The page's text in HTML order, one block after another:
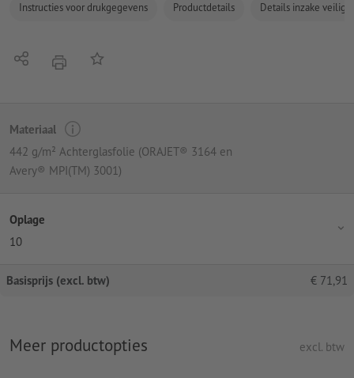
Instructies voor drukgegevens Productdetails Details inzake
Delen afdrukkenOp de lijst
Materiaal
442 g/m² Achterglasfolie (ORAJET® 3164 en
Avery® MPI(TM) 3001)
Oplage
10
Basisprijs (excl. btw) € 71,91
Meer productopties excl. btw